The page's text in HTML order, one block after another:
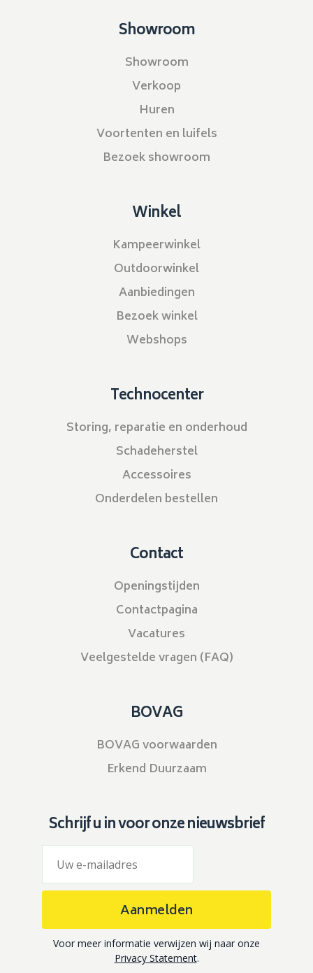
Showroom
Showroom
Verkoop
Huren
Voortenten en luifels
Bezoek showroom
Winkel
Kampeerwinkel
Outdoorwinkel
Aanbiedingen
Bezoek winkel
Webshops
Technocenter
Storing, reparatie en onderhoud
Schadeherstel
Accessoires
Onderdelen bestellen
Contact
Openingstijden
Contactpagina
Vacatures
Veelgestelde vragen (FAQ)
BOVAG
BOVAG voorwaarden
Erkend Duurzaam
Schrijf u in voor onze nieuwsbrief
Aanmelden
Voor meer informatie verwijzen wij naar onze
Privacy Statement.